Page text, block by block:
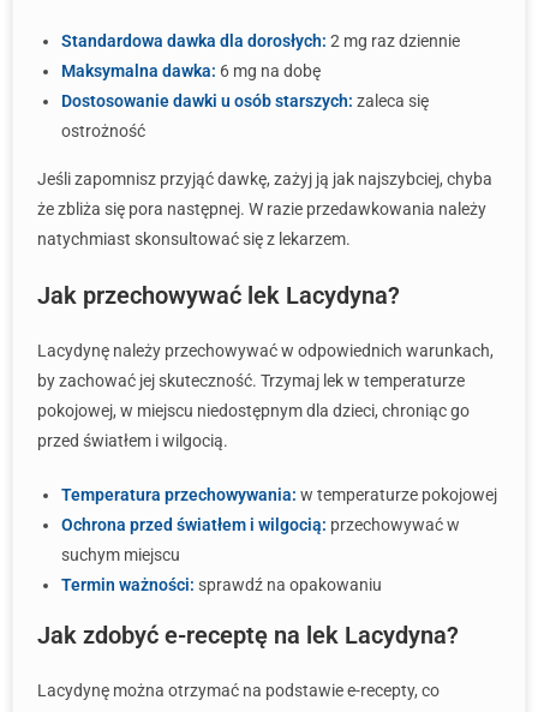
Standardowa dawka dla dorosłych: 2 mg raz dziennie
Maksymalna dawka: 6 mg na dobę
Dostosowanie dawki u osób starszych: zaleca się
ostrożność
Jeśli zapomnisz przyjąć dawkę, zażyj ją jak najszybciej, chyba
że zbliża się pora następnej. W razie przedawkowania należy
natychmiast skonsultować się z lekarzem.
Jak przechowywać lek Lacydyna?
Lacydynę należy przechowywać w odpowiednich warunkach,
by zachować jej skuteczność. Trzymaj lek w temperaturze
pokojowej, w miejscu niedostępnym dla dzieci, chroniąc go
przed światłem i wilgocią.
Temperatura przechowywania: w temperaturze pokojowej
Ochrona przed światłem i wilgocią: przechowywać w
suchym miejscu
Termin ważności: sprawdź na opakowaniu
Jak zdobyć e-receptę na lek Lacydyna?
Lacydynę można otrzymać na podstawie e-recepty, co